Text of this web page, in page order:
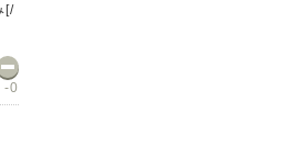
[/
-0